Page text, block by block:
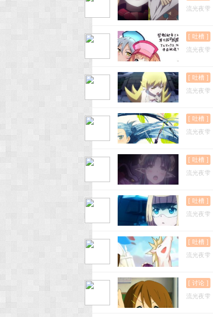
流光夜雫
[ 吐槽 ]
流光夜雫
[ 吐槽 ]
流光夜雫
[ 吐槽 ]
流光夜雫
[ 吐槽 ]
流光夜雫
[ 吐槽 ]
流光夜雫
[ 吐槽 ]
流光夜雫
[ 讨论 ]
流光夜雫